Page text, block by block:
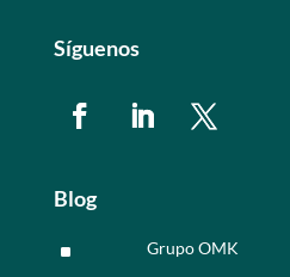
Síguenos
Blog
^ Grupo OMK